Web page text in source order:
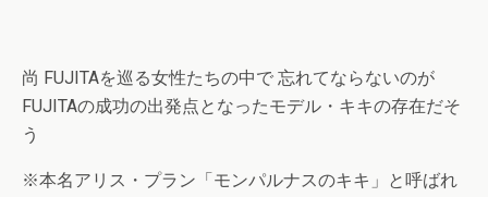
尚 FUJITAを巡る女性たちの中で 忘れてならないのが
FUJITAの成功の出発点となったモデル・キキの存在だそ
う
※本名アリス・プラン「モンパルナスのキキ」と呼ばれ